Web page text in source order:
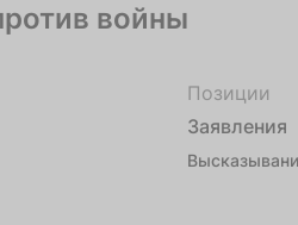
войны
Позиции
Заявления